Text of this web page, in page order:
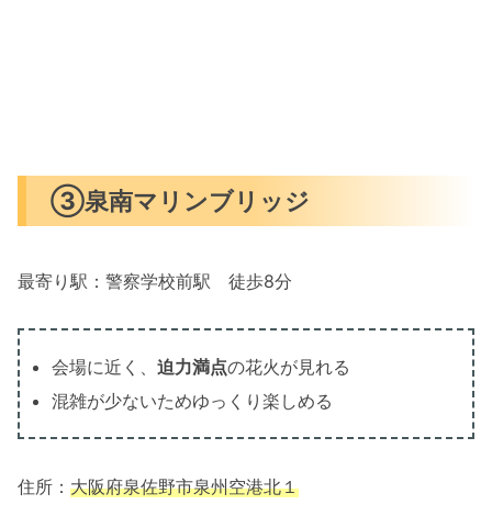
③泉南マリンブリッジ
最寄り駅：警察学校前駅 徒歩8分
会場に近く、迫力満点の花火が見れる
混雑が少ないためゆっくり楽しめる
住所： 大阪府泉佐野市泉州空港北１